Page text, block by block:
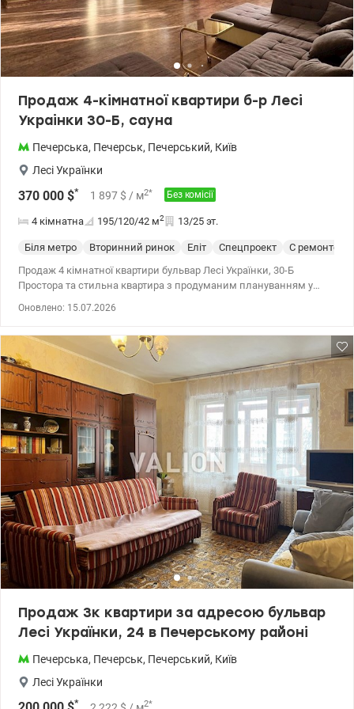
Продаж 4-кімнатної квартири б-р Лесі
Украінки 30-Б, сауна
Печерська, Печерськ, Печерський, Київ
Лесі Українки
370 000 $* 1 897 $ / м2* Без комісії
4 кімнатна 195/120/42 м2 13/25 эт.
Біля метро Вторинний ринок Еліт Спецпроект
С ремонтом
Продаж 4 кімнатної квартири бульвар Лесі Українки, 30-Б
Простора та стильна квартира з продуманим плануванням у
спальні з місткими шафами ▪️ 3 санвузли (джакузі + 2 душові) ▪️
Окрема прачечна кімната Переваги: ✨ Власна сауна — для
відпочинку без виходу з дому ✨ 3 балкони з гарним видом на
місто ✨ Кухня повністю укомплектована (холодильник,
посудомийна машина, духова піч) ✨ Будинок із генератором —
комфорт навіть під час відключень Квартира ідеально підійде
для сім’ї або тих, хто цінує простір, комфорт і центральну
локацію. Є відео квартири — надішлю за запитом. Ціна - 370 000
у.е без комісіі для покупця. 0672353314 Ірина. valion.ua/1148416
Оновлено: 15.07.2026
Продаж 3к квартири за адресою бульвар
Лесі Українки, 24 в Печерському районі
Печерська, Печерськ, Печерський, Київ
Лесі Українки
* 2*